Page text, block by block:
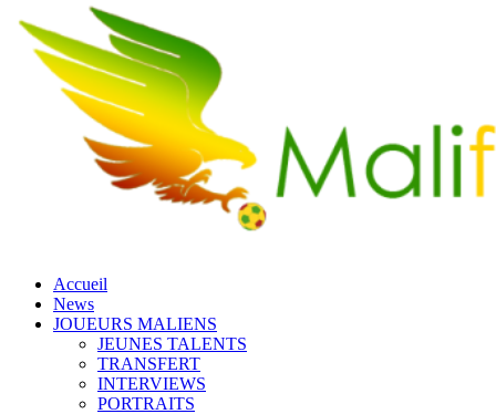
Accueil
News
JOUEURS MALIENS
JEUNES TALENTS
TRANSFERT
INTERVIEWS
PORTRAITS